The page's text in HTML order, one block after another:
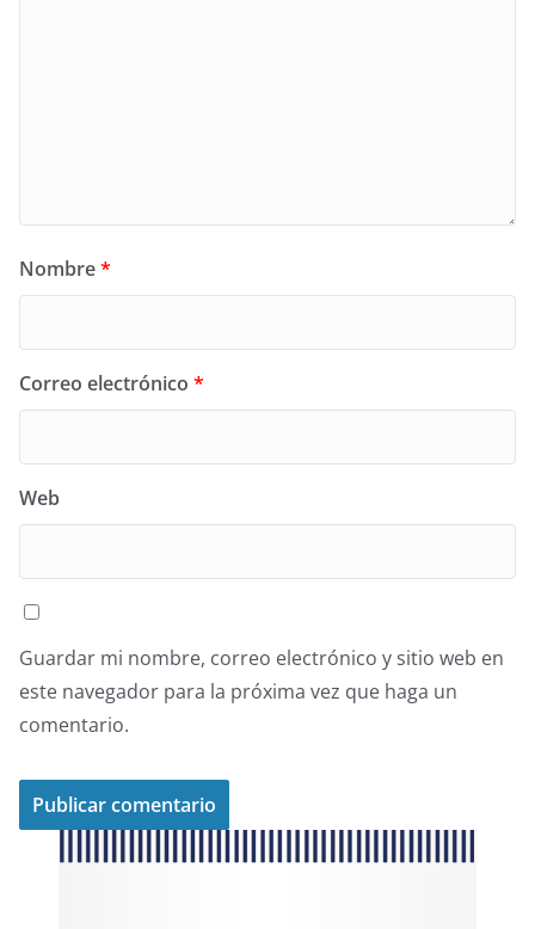
Nombre*
Correo electrónico *
Web
Guardar mi nombre, correo electrónico y sitio web en
este navegador para la próxima vez que haga un
comentario.